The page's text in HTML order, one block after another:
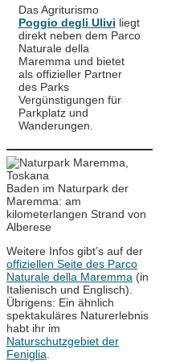
Das Agriturismo
Poggio degli Ulivi liegt
direkt neben dem Parco
Naturale della
Maremma und bietet
als offizieller Partner
des Parks
Vergünstigungen für
Parkplatz und
Wanderungen.
Baden im Naturpark der
Maremma: am
kilometerlangen Strand von
Alberese
Weitere Infos gibt’s auf der
offiziellen Seite des Parco
Naturale della Maremma (in
Italienisch und Englisch).
Übrigens: Ein ähnlich
spektakuläres Naturerlebnis
habt ihr im
Naturschutzgebiet der
Feniglia